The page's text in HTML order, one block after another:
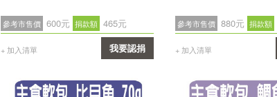
參考市售價 600元 捐款額 465元
+ 加入清單 我要認捐
參考市售價 880元 捐款額
+ 加入清單